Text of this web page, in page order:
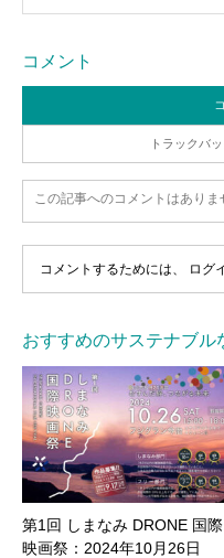
コメント
トラックバ
この記事へのコメントはありま
コメントするためには、 ログ
おすすめのサステナブル
第1回 しまなみ DRONE 国際
映画祭：2024年10月26日